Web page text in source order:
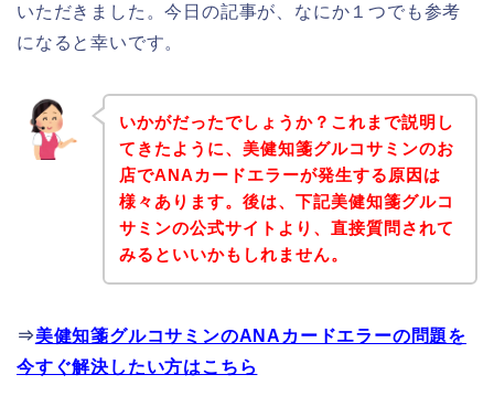
いただきました。今日の記事が、なにか１つでも参考
になると幸いです。
いかがだったでしょうか？これまで説明し
てきたように、美健知箋グルコサミンのお
店でANAカードエラーが発生する原因は
様々あります。後は、下記美健知箋グルコ
サミンの公式サイトより、直接質問されて
みるといいかもしれません。
⇒美健知箋グルコサミンのANAカードエラーの問題を
今すぐ解決したい方はこちら